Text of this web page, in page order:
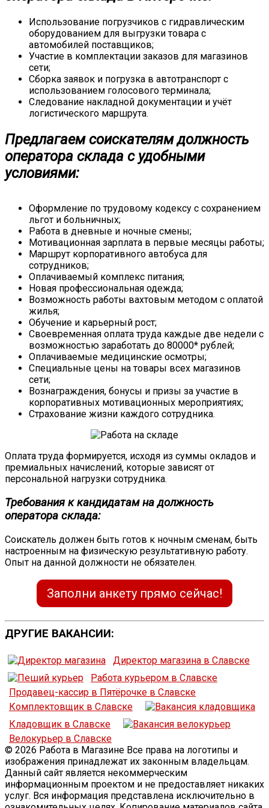
Использование погрузчиков с гидравлическим
оборудованием для выгрузки товара с
автомобилей поставщиков;
Участие в комплектации заказов для магазинов
сети;
Сборка заявок и погрузка в автотранспорт с
использованием голосового терминала;
Следование накладной документации и учёт
логистического маршрута.
Предлагаем соискателям должность
оператора склада с удобными
условиями:
Оформление по трудовому кодексу с сохранением
льгот и больничных;
Работа в дневные и ночные смены;
Мотивационная зарплата в первые месяцы работы;
Маршрут корпоративного автобуса для
сотрудников;
Оплачиваемый комплекс питания;
Новая профессиональная одежда;
Возможность работы вахтовым методом с оплатой
жилья;
Обучение и карьерный рост;
Своевременная оплата труда каждые две недели с
возможностью заработать до 80000* рублей;
Оплачиваемые медицинские осмотры;
Специальные цены на товары всех магазинов
сети;
Вознаграждения, бонусы и призы за участие в
корпоративных мотивационных мероприятиях;
Страхование жизни каждого сотрудника.
Оплата труда формируется, исходя из суммы окладов и
премиальных начислений, которые зависят от
персональной нагрузки сотрудника.
Требования к кандидатам на должность
оператора склада:
Соискатель должен быть готов к ночным сменам, быть
настроенным на физическую результативную работу.
Опыт на данной должности не обязателен.
Заполни анкету прямо сейчас!
ДРУГИЕ ВАКАНСИИ:
Директор магазина в Славске
Работа курьером в Славске
Продавец-кассир в Пятёрочке в Славске
Комплектовщик в Славске
Кладовщик в Славске
Велокурьер в Славске
© 2026 Работа в Магазине Все права на логотипы и
изображения принадлежат их законным владельцам.
Данный сайт является некоммерческим
информационным проектом и не предоставляет никаких
услуг. Вся информация представлена исключительно в